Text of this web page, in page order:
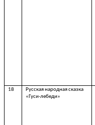
18
Русская народная сказка
«Гуси-лебеди»